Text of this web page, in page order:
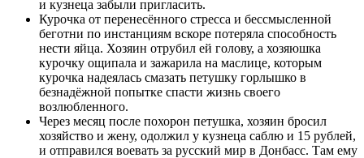
и кузнеца забыли пригласить.
Курочка от перенесённого стресса и бессмысленной
беготни по инстанциям вскоре потеряла способность
нести яйца. Хозяин отрубил ей голову, а хозяюшка
курочку ощипала и зажарила на маслице, которым
курочка надеялась смазать петушку горлышко в
безнадёжной попытке спасти жизнь своего
возлюбленного.
Через месяц после похорон петушка, хозяин бросил
хозяйство и жену, одолжил у кузнеца саблю и 15 рублей,
и отправился воевать за русский мир в Донбасс. Там ему